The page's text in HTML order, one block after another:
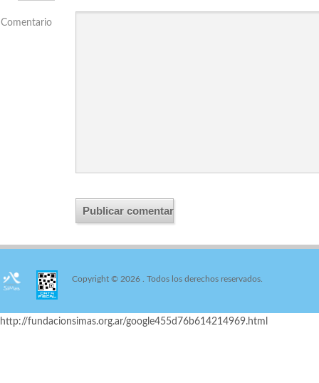
Comentario
Copyright © 2026 . Todos los derechos reservados.
http://fundacionsimas.org.ar/google455d76b614214969.html